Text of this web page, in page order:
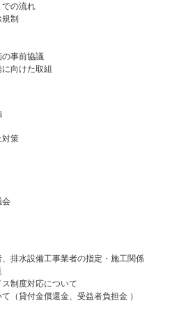
での流れ
制
事前協議
向けた取組
対策
会
排水設備工事業者の指定・施工関係
制度対応について
（貸付金償還金、受益者負担金 ）